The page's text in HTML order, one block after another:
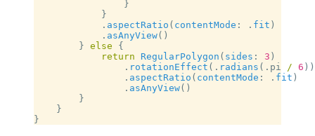
                }
            }
            .
aspectRatio ( contentMode : . fit )
            .
asAnyView()
        }
else {
            return
RegularPolygon ( sides : 3 )
                .
rotationEffect (. radians (.pi / 6 ))
                .
aspectRatio ( contentMode : . fit )
                .
asAnyView()
        }
    }
}